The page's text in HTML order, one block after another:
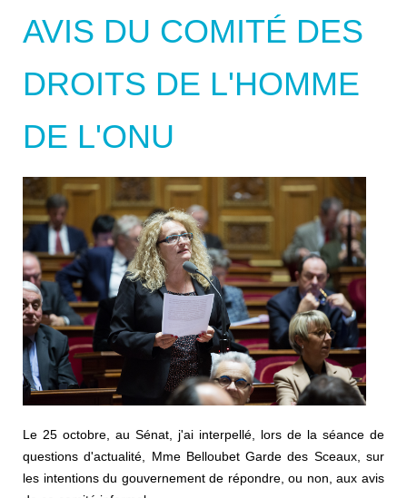
AVIS DU COMITÉ DES
DROITS DE L'HOMME
DE L'ONU
Le 25 octobre, au Sénat, j'ai interpellé, lors de la séance de
questions d'actualité, Mme Belloubet Garde des Sceaux, sur
les intentions du gouvernement de répondre, ou non, aux avis